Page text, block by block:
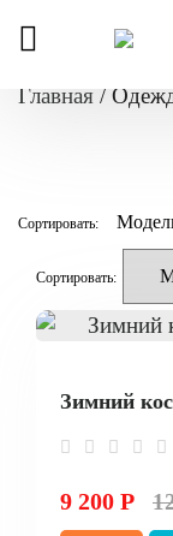
Главная /
Сортировать:
Сортировать:
Зимний
9 200 Р